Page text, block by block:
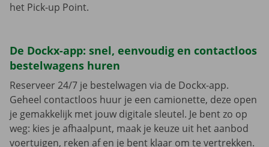
het Pick-up Point.
De Dockx-app: snel, eenvoudig en contactloos
bestelwagens huren
Reserveer 24/7 je bestelwagen via de Dockx-app.
Geheel contactloos huur je een camionette, deze open
je gemakkelijk met jouw digitale sleutel. Je bent zo op
weg: kies je afhaalpunt, maak je keuze uit het aanbod
voertuigen, reken af en je bent klaar om te vertrekken.